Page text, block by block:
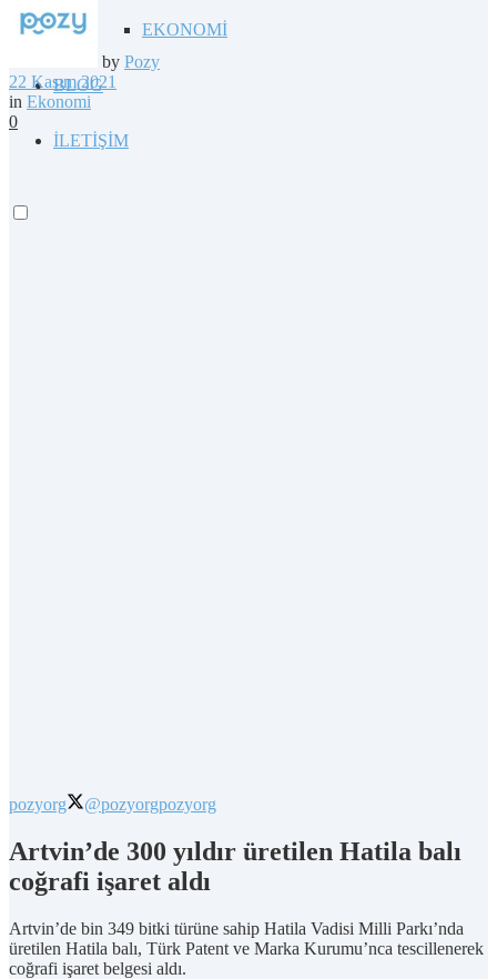
EKONOMİ
BLOG
İLETİŞİM
by Pozy
22 Kasım 2021
in Ekonomi
0
pozyorg @pozyorgpozyorg
Artvin’de 300 yıldır üretilen Hatila balı
coğrafi işaret aldı
Artvin’de bin 349 bitki türüne sahip Hatila Vadisi Milli Parkı’nda
üretilen Hatila balı, Türk Patent ve Marka Kurumu’nca tescillenerek
coğrafi işaret belgesi aldı.